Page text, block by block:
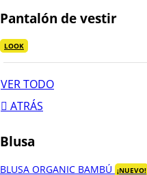
Pantalón de vestir
LOOK
VER TODO
ATRÁS
Blusa
BLUSA ORGANIC BAMBÚ ¡NUEVO!